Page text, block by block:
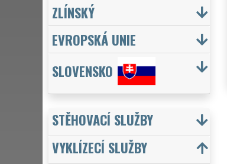
ZLÍNSKÝ
EVROPSKÁ UNIE
SLOVENSKO
STĚHOVACÍ SLUŽBY
VYKLÍZECÍ SLUŽBY